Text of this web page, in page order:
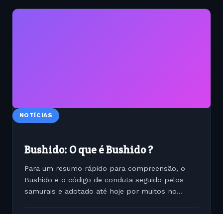
NOTÍCIAS
Bushido: O que é Bushido ?
Para um resumo rápido para compreensão, o
Bushido é o código de conduta seguido pelos
samurais e adotado até hoje por muitos no